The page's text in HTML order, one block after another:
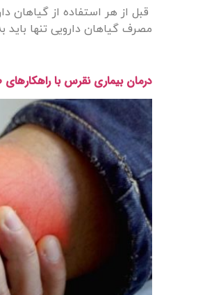
قبل از هر استفاده از گیاهان
مصرف گیاهان دارویی تنها
درمان بیماری نقرس با